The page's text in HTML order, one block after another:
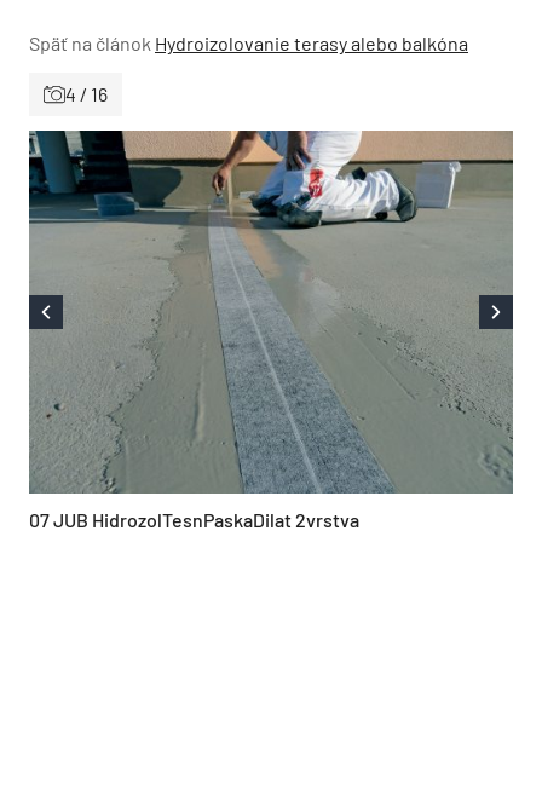
Späť na článok Hydroizolovanie terasy alebo balkóna
4 / 16
07 JUB HidrozolTesnPaskaDilat 2vrstva